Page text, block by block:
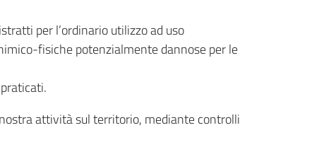
per l’ordinario utilizzo ad uso
fisiche potenzialmente dannose per le
attività sul territorio, mediante controlli